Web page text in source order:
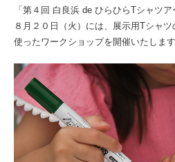
「第４回 白良浜 de ひらひらTシャツ
８月２０日（火）には、展示用Tシャ
使ったワークショップを開催いたします